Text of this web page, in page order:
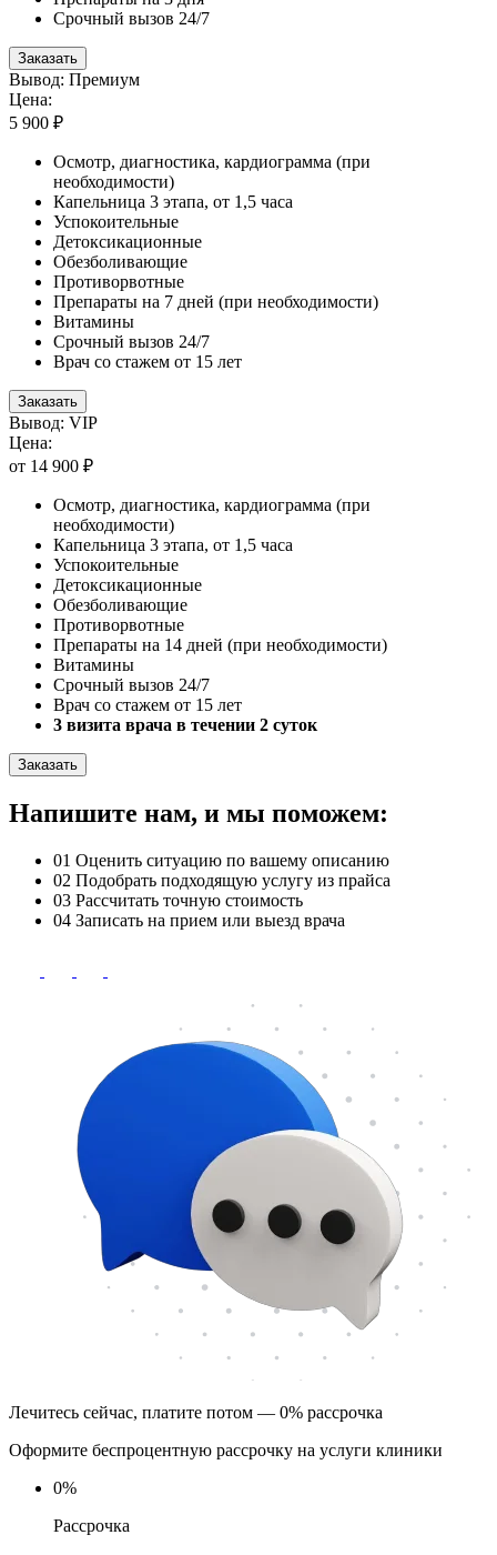
Срочный вызов 24/7
Заказать
Вывод: Премиум
Цена:
5 900 ₽
Осмотр, диагностика, кардиограмма (при
необходимости)
Капельница 3 этапа, от 1,5 часа
Успокоительные
Детоксикационные
Обезболивающие
Противорвотные
Препараты на 7 дней (при необходимости)
Витамины
Срочный вызов 24/7
Врач со стажем от 15 лет
Заказать
Вывод: VIP
Цена:
от 14 900 ₽
Осмотр, диагностика, кардиограмма (при
необходимости)
Капельница 3 этапа, от 1,5 часа
Успокоительные
Детоксикационные
Обезболивающие
Противорвотные
Препараты на 14 дней (при необходимости)
Витамины
Срочный вызов 24/7
Врач со стажем от 15 лет
3 визита врача в течении 2 суток
Заказать
Напишите нам, и мы поможем:
01 Оценить ситуацию по вашему описанию
02 Подобрать подходящую услугу из прайса
03 Рассчитать точную стоимость
04 Записать на прием или выезд врача
Лечитесь сейчас, платите потом — 0% рассрочка
Оформите беспроцентную рассрочку на услуги клиники
0%
Рассрочка